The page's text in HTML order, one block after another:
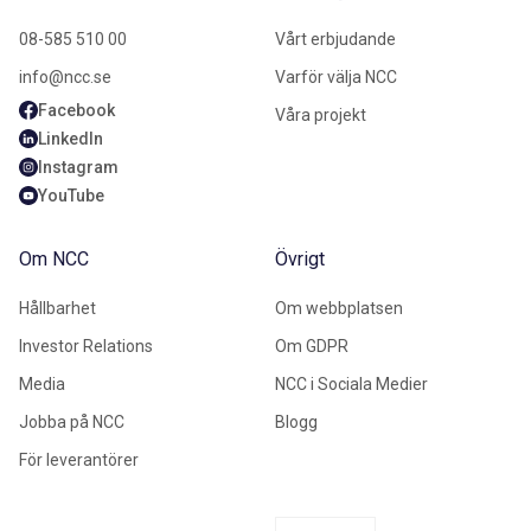
08-585 510 00
info@ncc.se
Facebook
LinkedIn
Instagram
YouTube
Vårt erbjudande
Varför välja NCC
Våra projekt
Om NCC
Hållbarhet
Investor Relations
Media
Jobba på NCC
För leverantörer
Övrigt
Om webbplatsen
Om GDPR
NCC i Sociala Medier
Blogg